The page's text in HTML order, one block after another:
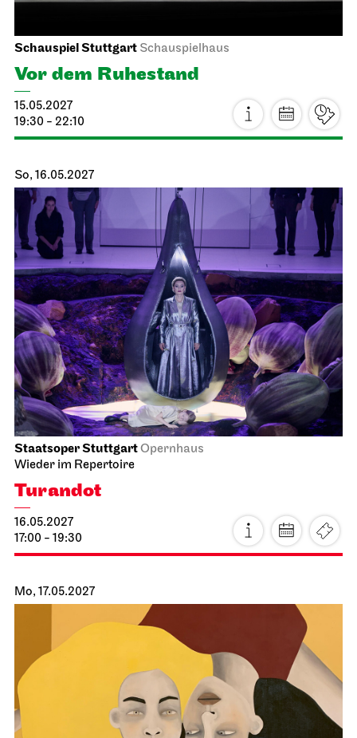
Schauspiel Stuttgart Schauspielhaus
Vor dem Ruhestand
15.05.2027
19:30 - 22:10
So, 16.05.2027
Staatsoper StuttgartOpernhaus
Wieder im Repertoire
Turandot
16.05.2027
17:00 - 19:30
Mo, 17.05.2027